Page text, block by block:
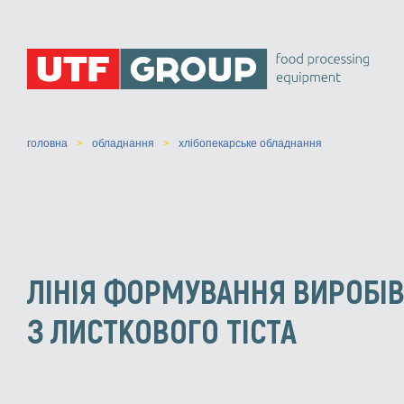
головна обладнання хлібопекарське обладнання
ЛІНІЯ ФОРМУВАННЯ ВИРОБІВ
З ЛИСТКОВОГО ТІСТА